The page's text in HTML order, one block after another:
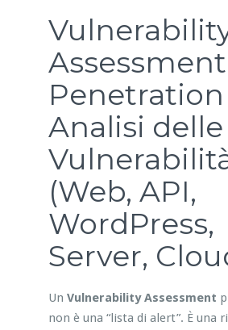
Penetration
Analisi delle
(Web, API,
WordPress,
Server,
Un Vulnerability Assessment
non è una “lista di alert”. È una